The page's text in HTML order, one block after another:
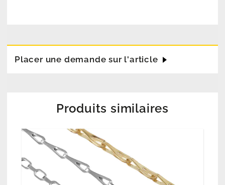
Placer une demande sur l'article
Produits similaires